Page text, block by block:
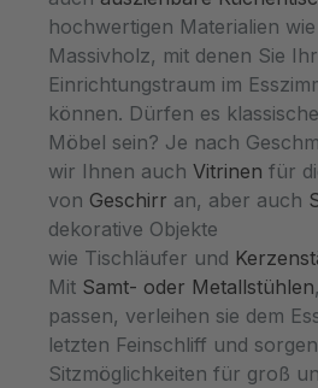
hochwertigen Materialien
Massivholz, mit denen Sie
Einrichtungstraum im
können. Dürfen es
Möbel sein? Je nach
wir Ihnen auch Vitrinen für
von Geschirr an, aber auch
dekorative Objekte
wie Tischläufer und
Mit Samt- oder Metallstühlen
passen, verleihen sie dem
letzten Feinschliff und
Sitzmöglichkeiten für groß